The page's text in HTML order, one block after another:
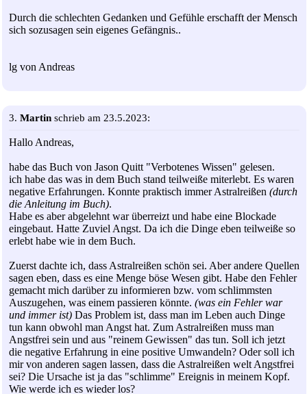
Durch die schlechten Gedanken und Gefühle erschafft der Mensch
sich sozusagen sein eigenes Gefängnis..
lg von Andreas
3. Martin schrieb am 23.5.2023:
Hallo Andreas,
habe das Buch von Jason Quitt "Verbotenes Wissen" gelesen.
ich habe das was in dem Buch stand teilweiße miterlebt. Es waren
negative Erfahrungen. Konnte praktisch immer Astralreißen (durch
die Anleitung im Buch).
Habe es aber abgelehnt war überreizt und habe eine Blockade
eingebaut. Hatte Zuviel Angst. Da ich die Dinge eben teilweiße so
erlebt habe wie in dem Buch.
Zuerst dachte ich, dass Astralreißen schön sei. Aber andere Quellen
sagen eben, dass es eine Menge böse Wesen gibt. Habe den Fehler
gemacht mich darüber zu informieren bzw. vom schlimmsten
Auszugehen, was einem passieren könnte. (was ein Fehler war
und immer ist) Das Problem ist, dass man im Leben auch Dinge
tun kann obwohl man Angst hat. Zum Astralreißen muss man
Angstfrei sein und aus "reinem Gewissen" das tun. Soll ich jetzt
die negative Erfahrung in eine positive Umwandeln? Oder soll ich
mir von anderen sagen lassen, dass die Astralreißen welt Angstfrei
sei? Die Ursache ist ja das "schlimme" Ereignis in meinem Kopf.
Wie werde ich es wieder los?